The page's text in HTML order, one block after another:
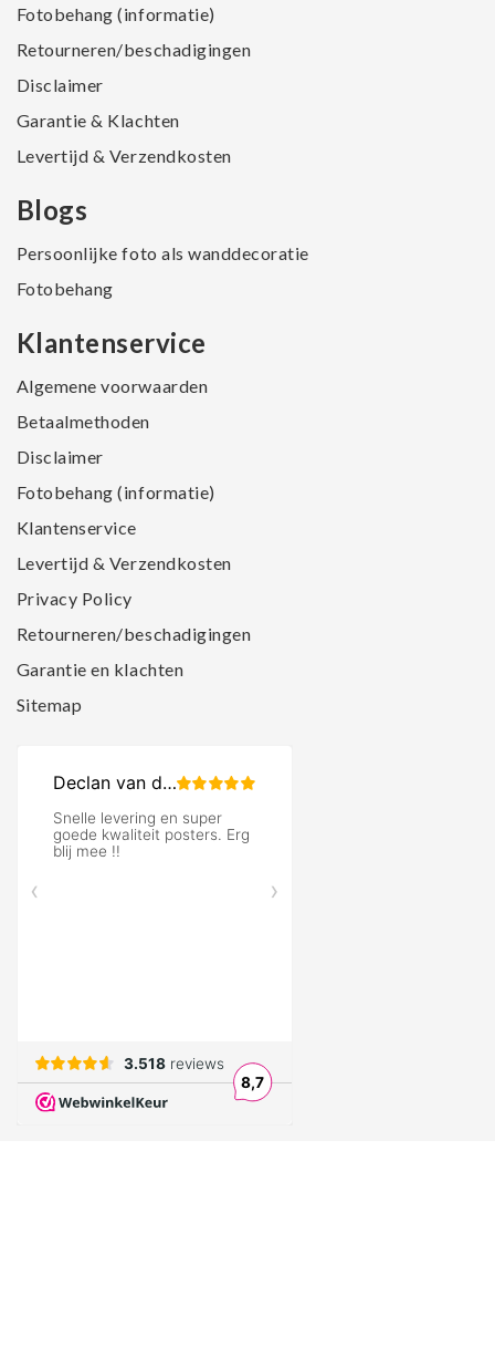
Fotobehang (informatie)
Retourneren/beschadigingen
Disclaimer
Garantie & Klachten
Levertijd & Verzendkosten
Blogs
Persoonlijke foto als wanddecoratie
Fotobehang
Klantenservice
Algemene voorwaarden
Betaalmethoden
Disclaimer
Fotobehang (informatie)
Klantenservice
Levertijd & Verzendkosten
Privacy Policy
Retourneren/beschadigingen
Garantie en klachten
Sitemap